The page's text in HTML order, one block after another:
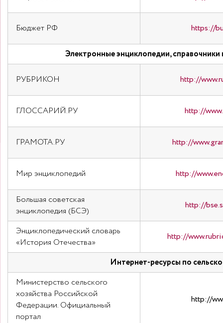
Бюджет РФ https://
Электронные энциклопедии,
РУБРИКОН http://
ГЛОССАРИЙ.РУ http://
ГРАМОТА.РУ http://
Мир энциклопедий http://
Большая советская
энциклопедия (БСЭ)
http://
Энциклопедический словарь
«История Отечества»
http://
Интернет-ресурсы по
Министерство сельского
хозяйства Российской
Федерации. Официальный
портал
http://